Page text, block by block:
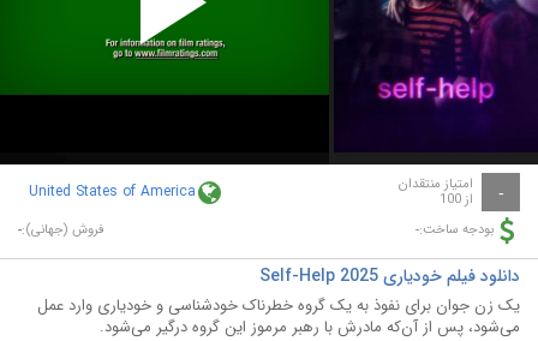
Play
Video
- امتیاز منتقدان
از 100 United States of America
بودجه ساخت:- فروش (جهانی):-
دانلود فیلم خودیاری Self-Help 2025
یک زن جوان برای نفوذ به یک گروه خطرناک خودشناسی و خودیاری وارد عمل
می‌شود، پس از آن‌که مادرش با رهبر مرموز این گروه درگیر می‌شود.